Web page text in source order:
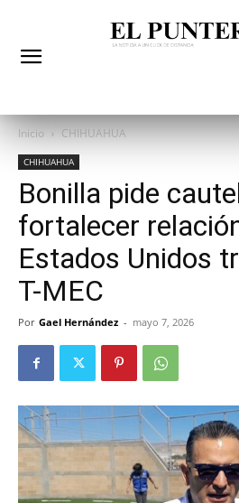
Inicio CHIHUAHUA
CHIHUAHUA
Bonilla pide
fortalecer
Estados Unidos
T-MEC
Por Gael Hernández - mayo 7, 2026